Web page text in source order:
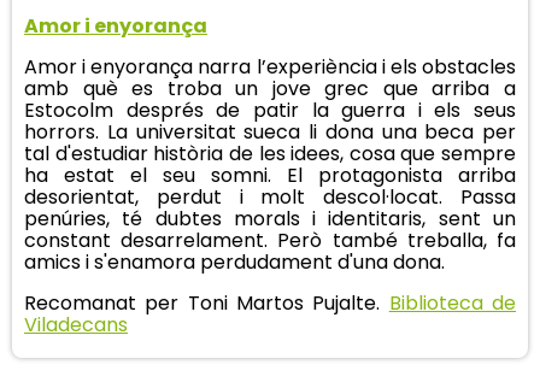
Amor i enyorança
Amor i enyorança narra l’experiència i els obstacles
amb què es troba un jove grec que arriba a
Estocolm després de patir la guerra i els seus
horrors. La universitat sueca li dona una beca per
tal d'estudiar història de les idees, cosa que sempre
ha estat el seu somni. El protagonista arriba
desorientat, perdut i molt descol·locat. Passa
penúries, té dubtes morals i identitaris, sent un
constant desarrelament. Però també treballa, fa
amics i s'enamora perdudament d'una dona.
Recomanat per Toni Martos Pujalte. Biblioteca de
Viladecans